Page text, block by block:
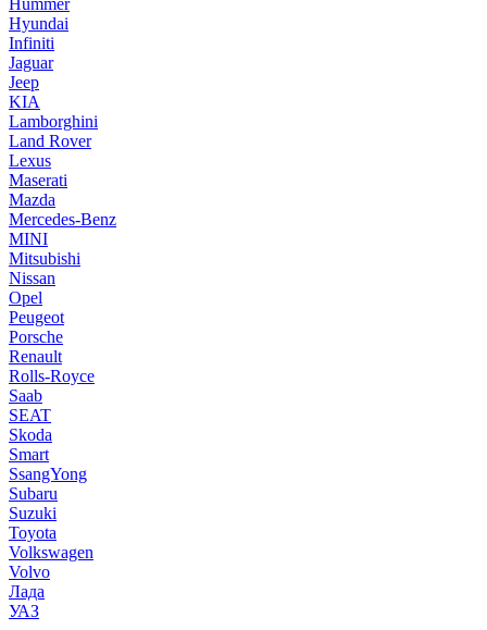
Hummer
Hyundai
Infiniti
Jaguar
Jeep
KIA
Lamborghini
Land Rover
Lexus
Maserati
Mazda
Mercedes-Benz
MINI
Mitsubishi
Nissan
Opel
Peugeot
Porsche
Renault
Rolls-Royce
Saab
SEAT
Skoda
Smart
SsangYong
Subaru
Suzuki
Toyota
Volkswagen
Volvo
Лада
УАЗ